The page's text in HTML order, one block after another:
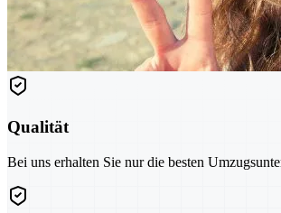
Qualität
Bei uns erhalten Sie nur die besten